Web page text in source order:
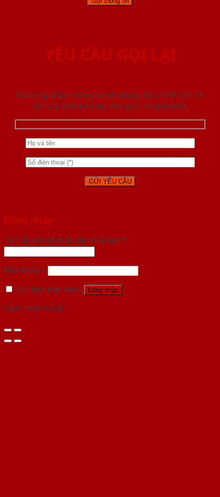
YÊU CẦU GỌI LẠI
Vui lòng nhập thông tin để chúng tôi có thể liên hệ
với quý khách trong thời gian nhanh nhất.
Đăng nhập
Tên tài khoản hoặc địa chỉ email *
Mật khẩu *
Ghi nhớ mật khẩu
Đăng nhập
Quên mật khẩu?